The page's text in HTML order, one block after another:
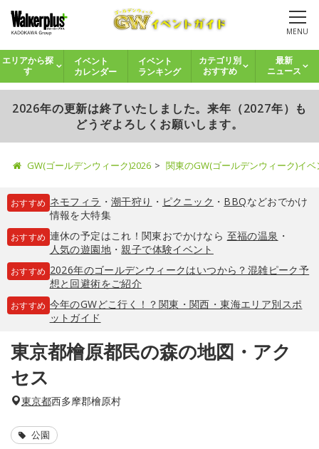
MENU
エリアから探
す
イベント
カレンダー
イベント
ランキング
カテゴリ別
おすすめ
最新
ニュース
2026年の更新は終了いたしました。来年（2027年）も
どうぞよろしくお願いします。
GW(ゴールデンウィーク)2026 関東のGW(ゴールデンウィーク)イ
おすすめ ネモフィラ ・ 潮干狩り ・ ピクニック ・ BBQなどおでかけ
情報を大特集
おすすめ 連休の予定はこれ！関東おでかけなら 至福の温泉 ・
人気の遊園地・親子で体験イベント
おすすめ 2026年のゴールデンウィークはいつから？混雑ピーク予
想と回避術をご紹介
おすすめ 今年のGWどこ行く！？関東・関西・東海エリア別スポ
ットガイド
東京都檜原都民の森の地図・アク
セス
東京都西多摩郡檜原村
公園